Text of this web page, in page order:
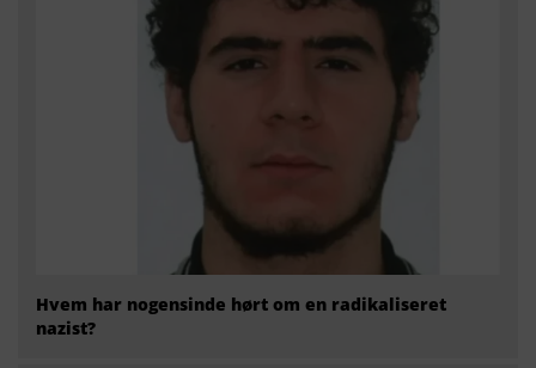
Hvem har nogensinde hørt om en radikaliseret
nazist?